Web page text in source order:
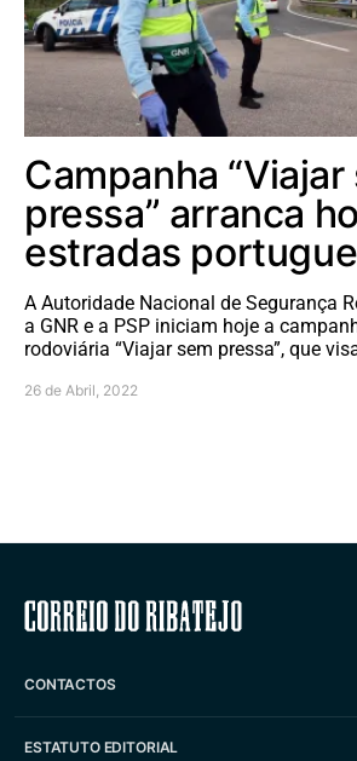
Campanha “Viajar
pressa” arranca
estradas
A Autoridade Nacional de Segurança
a GNR e a PSP iniciam hoje a
rodoviária “Viajar sem pressa”, que
26 de Abril, 2022
Correio do
CONTACTOS
ESTATUTO EDITORIAL